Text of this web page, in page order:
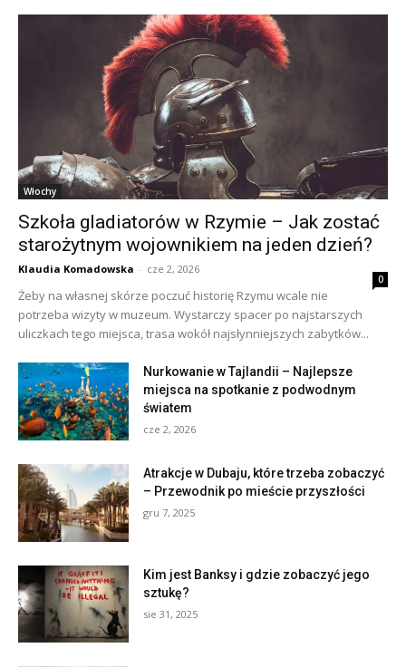
Włochy
Szkoła gladiatorów w Rzymie – Jak zostać
starożytnym wojownikiem na jeden dzień?
Klaudia Komadowska - cze 2, 2026
0
Żeby na własnej skórze poczuć historię Rzymu wcale nie
potrzeba wizyty w muzeum. Wystarczy spacer po najstarszych
uliczkach tego miejsca, trasa wokół najsłynniejszych zabytków...
Nurkowanie w Tajlandii – Najlepsze
miejsca na spotkanie z podwodnym
światem
cze 2, 2026
Atrakcje w Dubaju, które trzeba zobaczyć
– Przewodnik po mieście przyszłości
gru 7, 2025
Kim jest Banksy i gdzie zobaczyć jego
sztukę?
sie 31, 2025